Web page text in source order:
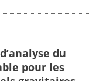
du
pour les